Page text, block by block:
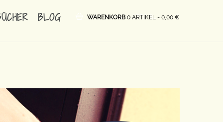
BLOG WARENKORB 0 ARTIKEL - 0,00 €